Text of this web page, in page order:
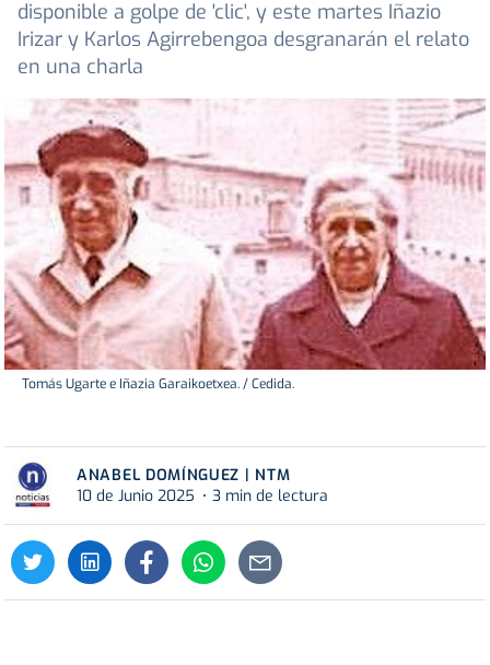
disponible a golpe de 'clic', y este martes Iñazio
Irizar y Karlos Agirrebengoa desgranarán el relato
en una charla
Tomás Ugarte e Iñazia Garaikoetxea. / Cedida.
ANABEL DOMÍNGUEZ | NTM
10 de Junio 2025
3 min de lectura